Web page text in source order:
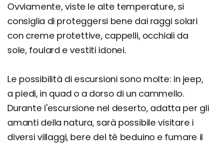
Ovviamente, viste le alte temperature, si
consiglia di proteggersi bene dai raggi solari
con creme protettive, cappelli, occhiali da
sole, foulard e vestiti idonei.
Le possibilità di escursioni sono molte: in jeep,
a piedi, in quad o a dorso di un cammello.
Durante l'escursione nel deserto, adatta per gli
amanti della natura, sarà possibile visitare i
diversi villaggi, bere del tè beduino e fumare il